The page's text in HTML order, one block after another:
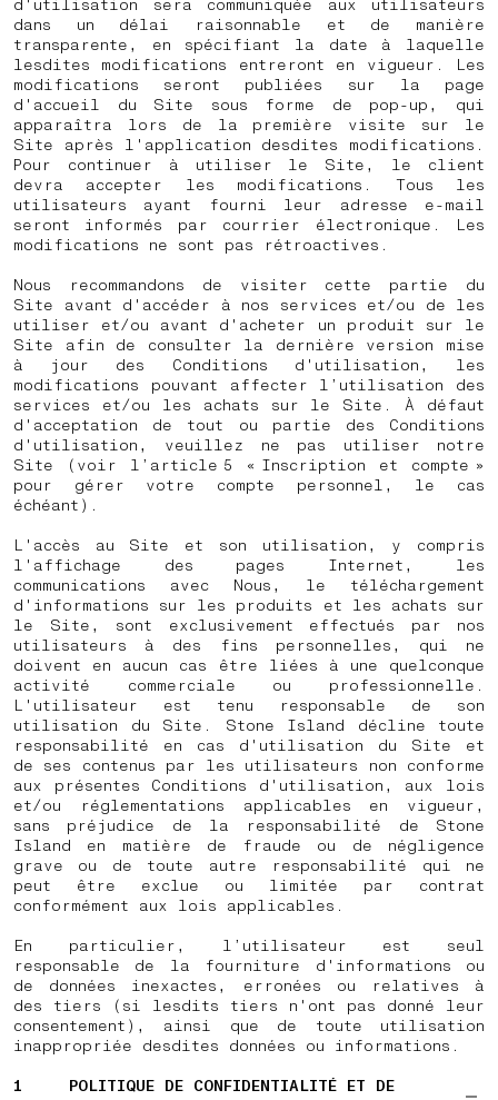
d'utilisation sera communiquée aux utilisateurs
dans un délai raisonnable et de manière
transparente, en spécifiant la date à laquelle
lesdites modifications entreront en vigueur. Les
modifications seront publiées sur la page
d'accueil du Site sous forme de pop-up, qui
apparaîtra lors de la première visite sur le
Site après l'application desdites modifications.
Pour continuer à utiliser le Site, le client
devra accepter les modifications. Tous les
utilisateurs ayant fourni leur adresse e-mail
seront informés par courrier électronique. Les
modifications ne sont pas rétroactives.
Nous recommandons de visiter cette partie du
Site avant d'accéder à nos services et/ou de les
utiliser et/ou avant d'acheter un produit sur le
Site afin de consulter la dernière version mise
à jour des Conditions d'utilisation, les
modifications pouvant affecter l’utilisation des
services et/ou les achats sur le Site. À défaut
d'acceptation de tout ou partie des Conditions
d'utilisation, veuillez ne pas utiliser notre
Site (voir l’article 5 « Inscription et compte »
pour gérer votre compte personnel, le cas
échéant).
L'accès au Site et son utilisation, y compris
l'affichage des pages Internet, les
communications avec Nous, le téléchargement
d'informations sur les produits et les achats sur
le Site, sont exclusivement effectués par nos
utilisateurs à des fins personnelles, qui ne
doivent en aucun cas être liées à une quelconque
activité commerciale ou professionnelle.
L'utilisateur est tenu responsable de son
utilisation du Site. Stone Island décline toute
responsabilité en cas d'utilisation du Site et
de ses contenus par les utilisateurs non conforme
aux présentes Conditions d'utilisation, aux lois
et/ou réglementations applicables en vigueur,
sans préjudice de la responsabilité de Stone
Island en matière de fraude ou de négligence
grave ou de toute autre responsabilité qui ne
peut être exclue ou limitée par contrat
conformément aux lois applicables.
En particulier, l’utilisateur est seul
responsable de la fourniture d'informations ou
de données inexactes, erronées ou relatives à
des tiers (si lesdits tiers n'ont pas donné leur
consentement), ainsi que de toute utilisation
inappropriée desdites données ou informations.
1
POLITIQUE DE CONFIDENTIALITÉ ET DE